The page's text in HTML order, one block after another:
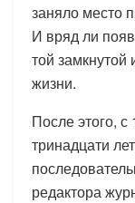
заняло место
И вряд ли
той
жизни.
После этого, с
тринадцати
редактора